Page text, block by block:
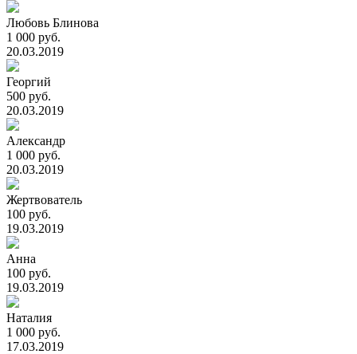
Любовь Блинова
1 000 руб.
20.03.2019
Георгий
500 руб.
20.03.2019
Александр
1 000 руб.
20.03.2019
Жертвователь
100 руб.
19.03.2019
Анна
100 руб.
19.03.2019
Наталия
1 000 руб.
17.03.2019